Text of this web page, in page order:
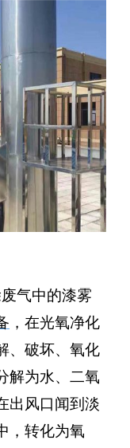
气中的漆雾
，在光氧净化
、破坏、氧化
解为水、二氧
出风口闻到淡
，转化为氧